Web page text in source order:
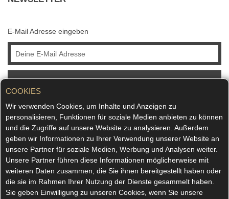
COOKIES
Wir verwenden Cookies, um Inhalte und Anzeigen zu
personalisieren, Funktionen für soziale Medien anbieten zu können
und die Zugriffe auf unsere Website zu analysieren. Außerdem
geben wir Informationen zu Ihrer Verwendung unserer Website an
unsere Partner für soziale Medien, Werbung und Analysen weiter.
Unsere Partner führen diese Informationen möglicherweise mit
weiteren Daten zusammen, die Sie ihnen bereitgestellt haben oder
die sie im Rahmen Ihrer Nutzung der Dienste gesammelt haben.
Sie geben Einwilligung zu unseren Cookies, wenn Sie unsere
E-Mail Adresse eingeben
ABONNIEREN